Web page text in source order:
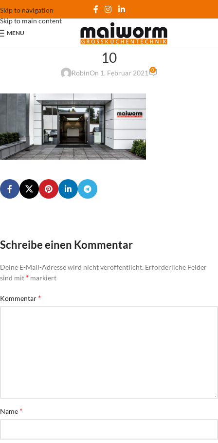
Skip to navigation
Skip to main content
MENU
10
RobinOn 1. Februar 2021 0
Schreibe einen Kommentar
Deine E-Mail-Adresse wird nicht veröffentlicht. Erforderliche Felder
sind mit * markiert
Kommentar *
Name *